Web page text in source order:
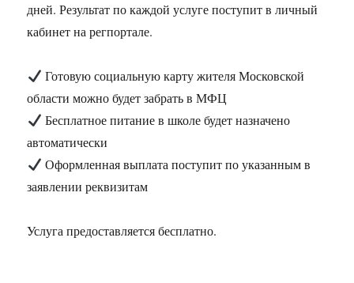
дней. Результат по каждой услуге поступит в личный
кабинет на регпортале.
Готовую социальную карту жителя Московской
области можно будет забрать в МФЦ
Бесплатное питание в школе будет назначено
автоматически
Оформленная выплата поступит по указанным в
заявлении реквизитам
Услуга предоставляется бесплатно.